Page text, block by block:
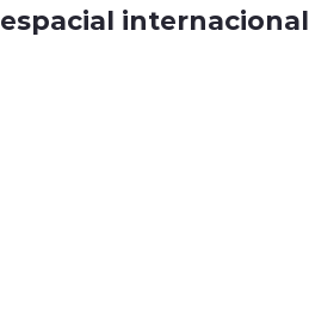
espacial internacional